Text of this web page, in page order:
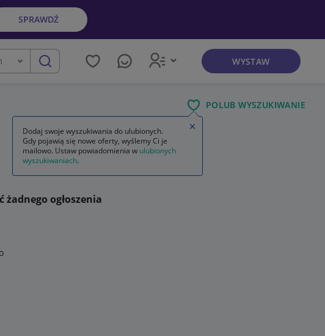
SPRAWDŹ
szukaj WYSTAW
POLUB WYSZUKIWANIE
ogłoszenia
Dodaj swoje wyszukiwania do ulubionych.
Gdy pojawią się nowe oferty, wyślemy Ci je
mailowo. Ustaw powiadomienia w ulubionych
wyszukiwaniach.
Zamknij wskazówkę